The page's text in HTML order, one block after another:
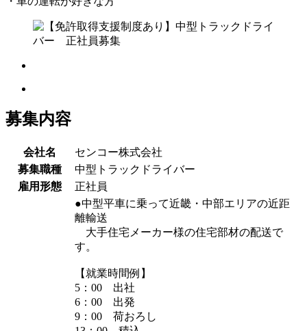
募集内容
会社名
センコー株式会社
募集職種
中型トラックドライバー
雇用形態
正社員
●中型平車に乗って近畿・中部エリアの近距
離輸送
大手住宅メーカー様の住宅部材の配送で
す。
【就業時間例】
5：00 出社
6：00 出発
9：00 荷おろし